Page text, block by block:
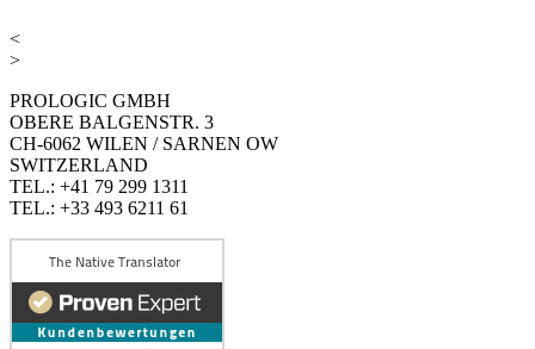
<
>
PROLOGIC GMBH
OBERE BALGENSTR. 3
CH-6062 WILEN / SARNEN OW
SWITZERLAND
TEL.: +41 79 299 1311
TEL.: +33 493 6211 61